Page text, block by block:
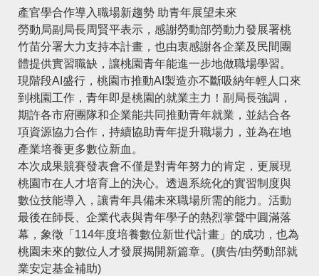
產官學合作導入職場新趨勢 助青年展望未來
勞動局副局長周賢平表示，感謝勞動部勞動力發展署桃
竹苗分署大力支持本計畫，也由衷感謝各企業及民間團
體提供實習職缺，讓桃園青年能進一步地做職場學習。
現階段AI盛行，桃園市推動AI製造亦不斷吸納年輕人口來
到桃園工作，青年即是桃園的就業主力！副局長強調，
期許各市府團隊和企業能共同推動青年就業，並結合各
項資源協力合作，持續協助青年提升職場力，並為在地
產業培養更多數位新血。
本次成果競賽發表會不僅是對青年努力的肯定，更展現
桃園市在人才培育上的決心。透過系統化的實習制度與
數位技能導入，讓青年具備未來職場所需的能力。活動
最後在師長、企業代表與青年學子的熱烈掌聲中圓滿落
幕，象徵「114年度培養數位新世代計畫」的成功，也為
桃園未來的數位人才發展揭開新篇章。(廣告/由勞動部就
業安定基金補助)